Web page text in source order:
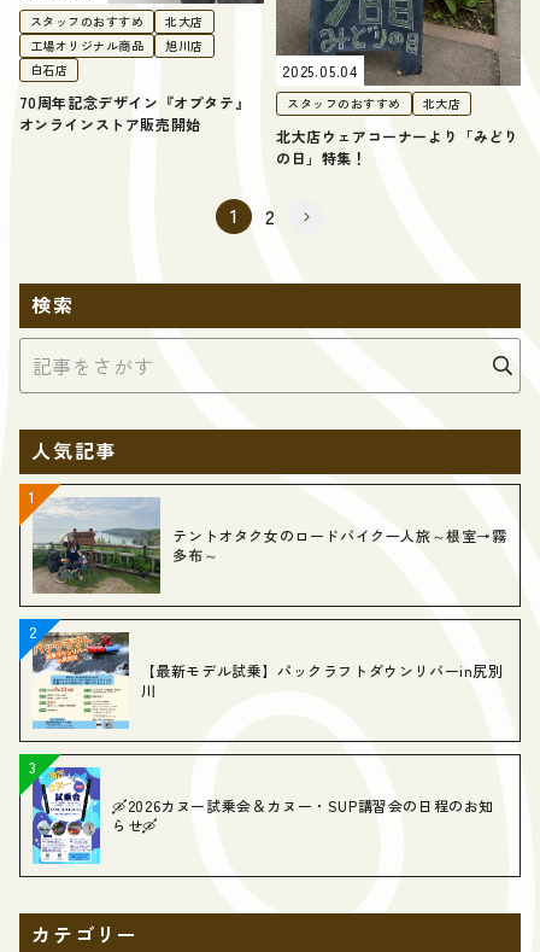
スタッフのおすすめ
北大店
工場オリジナル商品
旭川店
白石店
70周年記念デザイン『オプタテ』
オンラインストア販売開始
2025.05.04
スタッフのおすすめ 北大店
北大店ウェアコーナーより「みどり
の日」特集！
1 2
検索
人気記事
テントオタク女のロードバイク一人旅～根室→霧
多布～
【最新モデル試乗】パックラフトダウンリバーin尻別
川
🛶2026カヌー試乗会＆カヌー・SUP講習会の日程のお知
らせ🛶
カテゴリー